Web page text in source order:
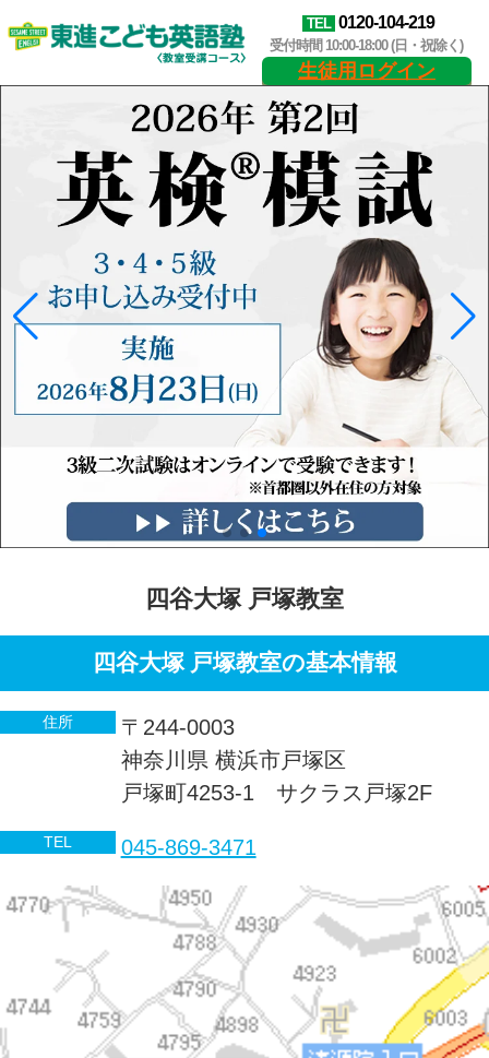
TEL 0120-104-219
受付時間 10:00-18:00 (日・祝除く)
生徒用ログイン
四谷大塚 戸塚教室
四谷大塚 戸塚教室の基本情報
住所
〒244-0003
神奈川県 横浜市戸塚区
戸塚町4253-1 サクラス戸塚2F
TEL 045-869-3471